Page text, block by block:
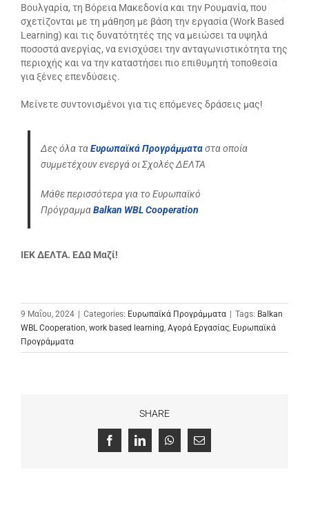
Βουλγαρία, τη Βόρεια Μακεδονία και την Ρουμανία, που
σχετίζονται με τη μάθηση με βάση την εργασία (Work Based
Learning) και τις δυνατότητές της να μειώσει τα υψηλά
ποσοστά ανεργίας, να ενισχύσει την ανταγωνιστικότητα της
περιοχής και να την καταστήσει πιο επιθυμητή τοποθεσία
για ξένες επενδύσεις.
Μείνετε συντονισμένοι για τις επόμενες δράσεις μας!
Δεςόλα ταΕυρωπαϊκά Προγράμματαστα οποία
συμμετέχουν ενεργά οι Σχολές ΔΕΛΤΑ
Μάθε περισσότερα για το Ευρωπαϊκό
ΠρόγραμμαBalkan WBL Cooperation
ΙΕΚ ΔΕΛΤΑ. ΕΔΩ Μαζί!
9 Μαΐου, 2024 | Categories: Ευρωπαϊκά Προγράμματα | Tags: Balkan
WBL Cooperation, work based learning, Αγορά Εργασίας, Ευρωπαϊκά
Προγράμματα
SHARE
FacebookLinkedInWhatsApp
Email